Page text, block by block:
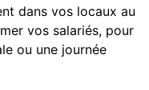
dans vos locaux au
vos salariés, pour
ou une journée